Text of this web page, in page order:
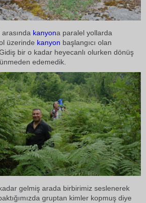
kanyona paralel yollarda
üzerinde kanyon başlangıcı olan
bir o kadar heyecanlı olurken dönüş
edemedik.
gelmiş arada birbirimiz seslenerek
gruptan kimler kopmuş diye